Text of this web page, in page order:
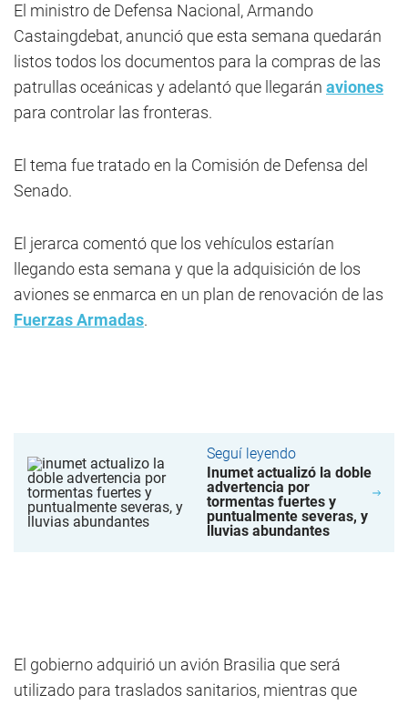
El ministro de Defensa Nacional, Armando
Castaingdebat, anunció que esta semana quedarán
listos todos los documentos para la compras de las
patrullas oceánicas y adelantó que llegarán aviones
para controlar las fronteras.
El tema fue tratado en la Comisión de Defensa del
Senado.
El jerarca comentó que los vehículos estarían
llegando esta semana y que la adquisición de los
aviones se enmarca en un plan de renovación de las
Fuerzas Armadas.
Seguí leyendo
Inumet actualizó la doble
advertencia por
tormentas fuertes y
puntualmente severas, y
lluvias abundantes
El gobierno adquirió un avión Brasilia que será
utilizado para traslados sanitarios, mientras que